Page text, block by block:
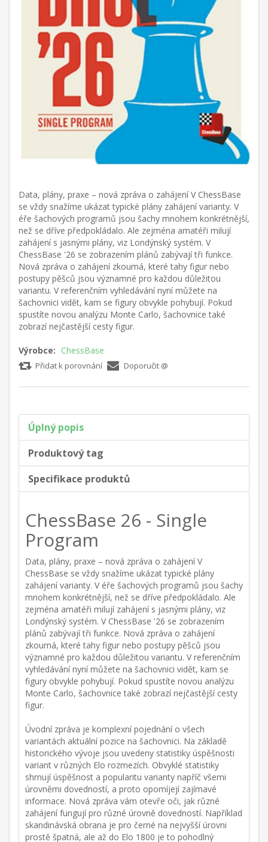
Data, plány, praxe – nová zpráva o zahájení V ChessBase
se vždy snažíme ukázat typické plány zahájení varianty. V
éře šachových programů jsou šachy mnohem konkrétnější,
než se dříve předpokládalo. Ale zejména amatéři milují
zahájení s jasnými plány, viz Londýnský systém. V
ChessBase '26 se zobrazením plánů zabývají tři funkce.
Nová zpráva o zahájení zkoumá, které tahy figur nebo
postupy pěšců jsou významné pro každou důležitou
variantu. V referenčním vyhledávání nyní můžete na
šachovnici vidět, kam se figury obvykle pohybují. Pokud
spustíte novou analýzu Monte Carlo, šachovnice také
zobrazí nejčastější cesty figur.
Výrobce: ChessBase
Přidat k porovnání Doporučit @
Úplný popis
Produktový tag
Specifikace produktů
ChessBase 26 - Single
Program
Data, plány, praxe – nová zpráva o zahájení V
ChessBase se vždy snažíme ukázat typické plány
zahájení varianty. V éře šachových programů jsou šachy
mnohem konkrétnější, než se dříve předpokládalo. Ale
zejména amatéři milují zahájení s jasnými plány, viz
Londýnský systém. V ChessBase '26 se zobrazením
plánů zabývají tři funkce. Nová zpráva o zahájení
zkoumá, které tahy figur nebo postupy pěšců jsou
významné pro každou důležitou variantu. V referenčním
vyhledávání nyní můžete na šachovnici vidět, kam se
figury obvykle pohybují. Pokud spustíte novou analýzu
Monte Carlo, šachovnice také zobrazí nejčastější cesty
figur.
Úvodní zpráva je komplexní pojednání o všech
variantách aktuální pozice na šachovnici. Na základě
historického vývoje jsou uvedeny statistiky úspěšnosti
variant v různých Elo rozmezích. Obvyklé statistiky
shrnují úspěšnost a popularitu varianty napříč všemi
úrovněmi dovedností, a proto opomíjejí zajímavé
informace. Nová zpráva vám otevře oči, jak různé
zahájení fungují pro různé úrovně dovedností. Například
skandinávská obrana je pro černé na nejvyšší úrovni
prostě špatná, ale až do Elo 1800 je to pohodlný